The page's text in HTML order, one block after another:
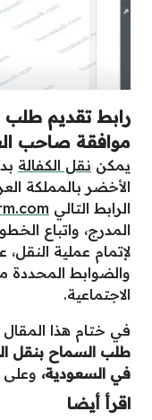
رابط تقديم طلب
موافقة صاحب
يمكن نقل الكفالة
الأخضر بالمملكة
الرابط التالي
المدرج، واتباع
لإتمام عملية النقل،
والضوابط المحددة
الاجتماعية.
في ختام هذا
طلب السماح بنقل
في السعودية، وعلى
اقرأ أيضا